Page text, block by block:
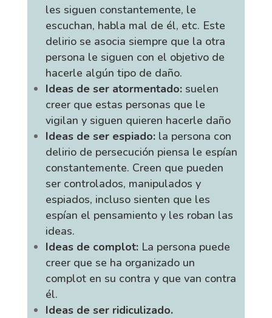
les siguen constantemente, le
escuchan, habla mal de él, etc. Este
delirio se asocia siempre que la otra
persona le siguen con el objetivo de
hacerle algún tipo de daño.
Ideas de ser atormentado: suelen
creer que estas personas que le
vigilan y siguen quieren hacerle daño
Ideas de ser espiado: la persona con
delirio de persecución piensa le espían
constantemente. Creen que pueden
ser controlados, manipulados y
espiados, incluso sienten que les
espían el pensamiento y les roban las
ideas.
Ideas de complot: La persona puede
creer que se ha organizado un
complot en su contra y que van contra
él.
Ideas de ser ridiculizado.